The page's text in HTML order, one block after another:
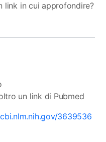
link in cui approfondire?
un link di Pubmed
3639536